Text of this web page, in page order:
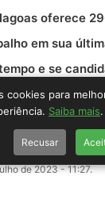
oferece
em sua
e se
– 280
disponíveis
de 2023 - 11:27.
cookies para
Saiba mais
Recusar